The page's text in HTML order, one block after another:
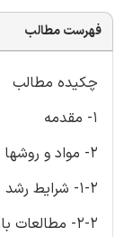
فهرست مطالب
چکیده مطالب
1- مقدمه
2- مواد و روشها
1-2- شرایط رشد باکتری
2-2- مطالعات بازداری از رشد باکتریایی